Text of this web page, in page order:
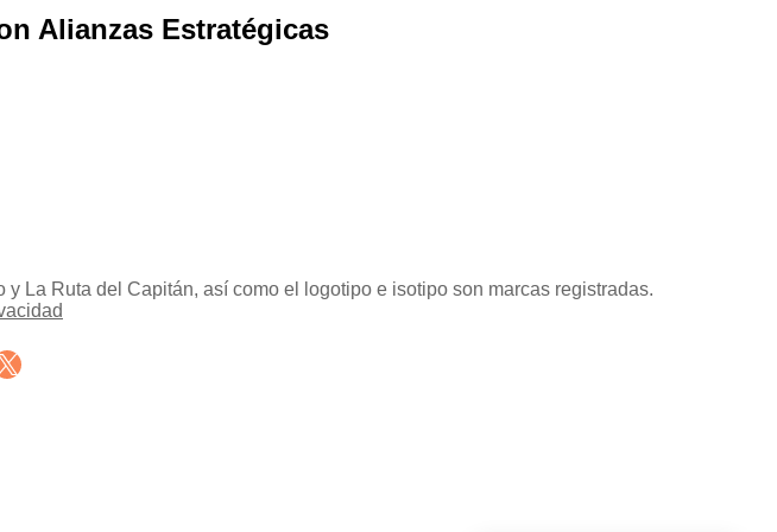
Alianzas Estratégicas
La Ruta del Capitán, así como el logotipo e isotipo son marcas registradas.